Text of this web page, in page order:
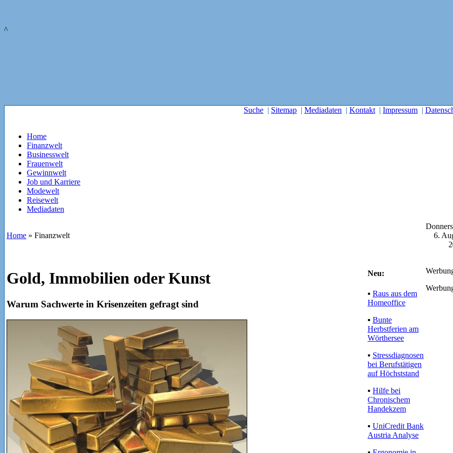
^
Suche | Sitemap | Mediadaten | Kontakt | Impressum |
Home
Finanzwelt
Businesswelt
Frauenwelt
Gewinnwelt
Job und Karriere
Modewelt
Reisewelt
Mediadaten
Home » Finanzwelt
6.
Gold, Immobilien oder Kunst
Warum Sachwerte in Krisenzeiten gefragt sind
Neu:
▪ Raus aus dem
Homeoffice
▪ Bunte
Herbstferien am
Wörthersee
▪ Stressdiagnosen
bei Berufstätigen
auf Höchststand
▪ Hilfe bei
Chronischem
Handekzem
▪ UniCredit Bank
Austria Analyse